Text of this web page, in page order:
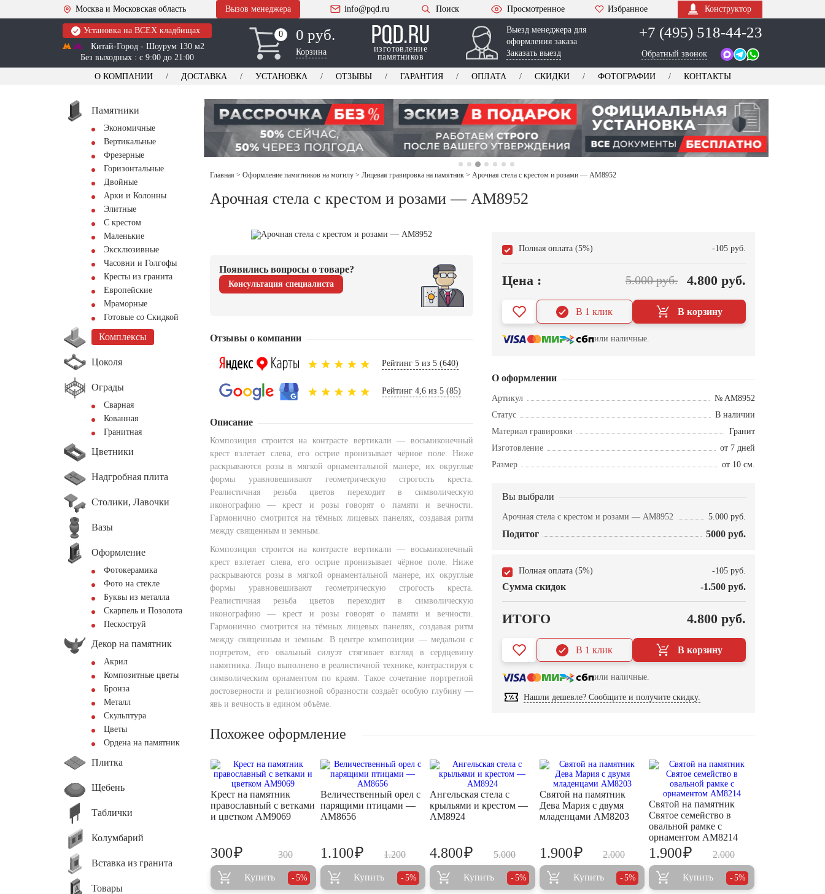
Москва и Московская область Вызов менеджера info@pqd.ru Поиск Просмотренное Избранное Конструктор
Установка на ВСЕХ кладбищах
Китай-Город - Шоурум 130 м2
Без выходных : с 9:00 до 21:00
0
0 0 руб.
Корзина
изготовление
памятников
Выезд менеджера для
оформления заказа
Заказать выезд
+7 (495) 518-44-23
Обратный звонок
О КОМПАНИИ ДОСТАВКА УСТАНОВКА ОТЗЫВЫ ГАРАНТИЯ ОПЛАТА СКИДКИ ФОТОГРАФИИ КОНТАКТЫ
Памятники
Экономичные
Вертикальные
Фрезерные
Горизонтальные
Двойные
Арки и Колонны
Элитные
С крестом
Маленькие
Эксклюзивные
Часовни и Голгофы
Кресты из гранита
Европейские
Мраморные
Готовые со Скидкой
Комплексы
Цоколя
Ограды
Сварная
Кованная
Гранитная
Цветники
Надгробная плита
Столики, Лавочки
Вазы
Оформление
Фотокерамика
Фото на стекле
Буквы из металла
Скарпель и Позолота
Пескоструй
Декор на памятник
Акрил
Композитные цветы
Бронза
Металл
Скульптура
Цветы
Ордена на памятник
Плитка
Щебень
Таблички
Колумбарий
Вставка из гранита
Товары
Главная > Оформление памятников на могилу > Лицевая гравировка на памятник > Арочная стела с крестом и розами — AM8952
Арочная стела с крестом и розами — AM8952
Появились вопросы о товаре?
Консультация специалиста
Отзывы о компании
Рейтинг 5 из 5 (640)
Рейтинг 4,6 из 5 (85)
Описание
Композиция строится на контрасте вертикали — восьмиконечный
крест взлетает слева, его острие пронизывает чёрное поле. Ниже
раскрываются розы в мягкой орнаментальной манере, их округлые
формы уравновешивают геометрическую строгость креста.
Реалистичная резьба цветов переходит в символическую
иконографию — крест и розы говорят о памяти и вечности.
Гармонично смотрится на тёмных лицевых панелях, создавая ритм
между священным и земным.
Композиция строится на контрасте вертикали — восьмиконечный
крест взлетает слева, его острие пронизывает чёрное поле. Ниже
раскрываются розы в мягкой орнаментальной манере, их округлые
формы уравновешивают геометрическую строгость креста.
Реалистичная резьба цветов переходит в символическую
иконографию — крест и розы говорят о памяти и вечности.
Гармонично смотрится на тёмных лицевых панелях, создавая ритм
между священным и земным. В центре композиции — медальон с
портретом, его овальный силуэт стягивает взгляд в сердцевину
памятника. Лицо выполнено в реалистичной технике, контрастируя с
символическим орнаментом по краям. Такое сочетание портретной
достоверности и религиозной образности создаёт особую глубину —
явь и вечность в едином объёме.
Полная оплата (5%) -105 руб.
Цена : 5.000 руб. 4.800 руб.
В корзину
В 1 клик
или наличные.
О оформлении
Артикул
№ AM8952
Статус
В наличии
Материал гравировки
Гранит
Изготовление
от 7 дней
Размер
от 10 см.
Вы выбрали
Арочная стела с крестом и розами — AM8952 5.000 руб.
Подитог 5000 руб.
Полная оплата (5%) -105 руб.
Сумма скидок -1.500 руб.
ИТОГО 4.800 руб.
В корзину
В 1 клик
или наличные.
Нашли дешевле? Сообщите и получите скидку.
Похожее оформление
Крест на памятник
православный с ветками
и цветком AM9069
300
300₽
Купить 5%
Величественный орел с
парящими птицами —
AM8656
1.200
1.100₽
Купить 5%
Ангельская стела с
крыльями и крестом —
AM8924
5.000
4.800₽
Купить 5%
Святой на памятник
Дева Мария с двумя
младенцами AM8203
2.000
1.900₽
Купить 5%
Святой на памятник
Святое семейство в
овальной рамке с
орнаментом AM8214
2.000
1.900₽
Купить 5%